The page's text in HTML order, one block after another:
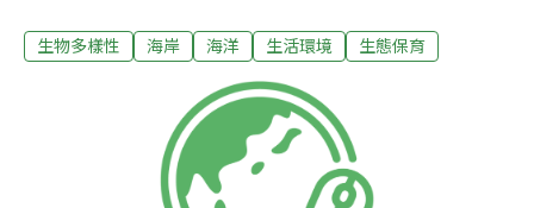
里處，和美附近，也可看到養殖池正在動工及灌漿的作
角豐富的地質景觀，破壞無遺。但是，雖經報導，但仍未
見有任何警方干預及停止施工的跡象。對於新政府口口聲
聲喊著美麗新家園，強調生態保育，無疑是一大諷刺。
生物多樣性 海岸 海洋 生活環境 生態保育